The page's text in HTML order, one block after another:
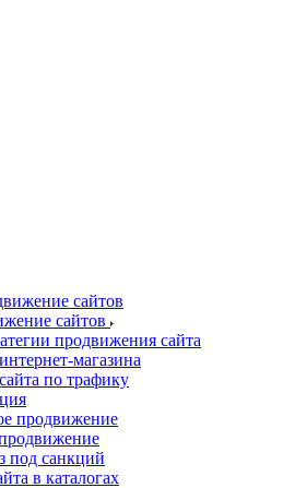
сайтов
продвижения сайта
магазина
по трафику
продвижение
под санкций
в каталогах